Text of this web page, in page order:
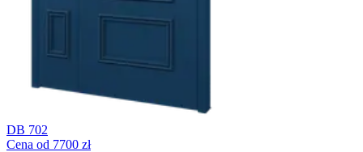
DB 702
Cena od 7700 zł